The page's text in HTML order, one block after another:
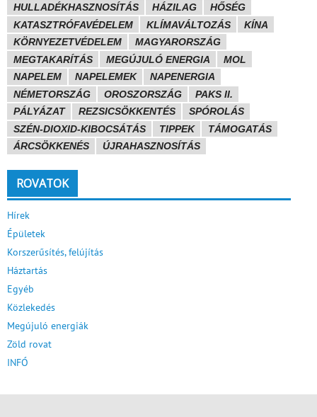
HULLADÉKHASZNOSÍTÁS
HÁZILAG
HŐSÉG
KATASZTRÓFAVÉDELEM
KLÍMAVÁLTOZÁS
KÍNA
KÖRNYEZETVÉDELEM
MAGYARORSZÁG
MEGTAKARÍTÁS
MEGÚJULÓ ENERGIA
MOL
NAPELEM
NAPELEMEK
NAPENERGIA
NÉMETORSZÁG
OROSZORSZÁG
PAKS II.
PÁLYÁZAT
REZSICSÖKKENTÉS
SPÓROLÁS
SZÉN-DIOXID-KIBOCSÁTÁS
TIPPEK
TÁMOGATÁS
ÁRCSÖKKENÉS
ÚJRAHASZNOSÍTÁS
ROVATOK
Hírek
Épületek
Korszerűsítés, felújítás
Háztartás
Egyéb
Közlekedés
Megújuló energiák
Zöld rovat
INFÓ